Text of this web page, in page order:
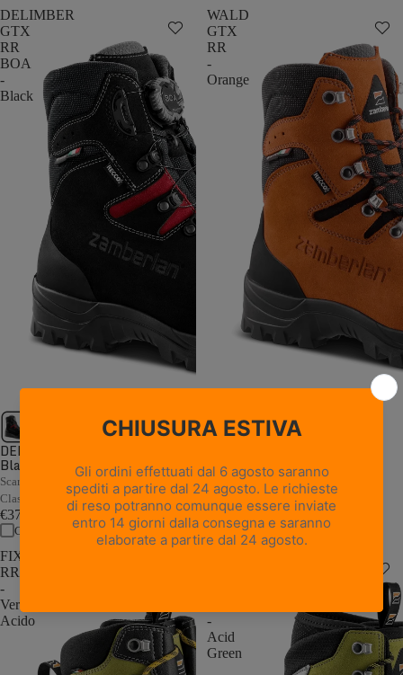
DELIMBER
GTX
RR
BOA
-
Black
DELIMBER GTX RR BOA -
Black
Scarpone antitaglio da motosega in
Classe 2 con sistema BOA®
€379,00
Confronta
WALD
GTX
RR
-
Orange
1 recensione
WALD GTX RR - Orange
Scarpone antitaglio da motosega in
Classe 2
€359,00
Confronta
FIXER
RR
-
Verde
Acido
-
Acid
Green